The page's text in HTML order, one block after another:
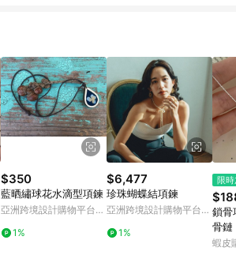
$350
藍晒繡球花水滴型項鍊
亞洲跨境設計購物平台
1%
$6,477
珍珠蝴蝶結項鍊
亞洲跨境設計購物平台
1%
限
鎖骨
骨鏈
圓環
蝦皮